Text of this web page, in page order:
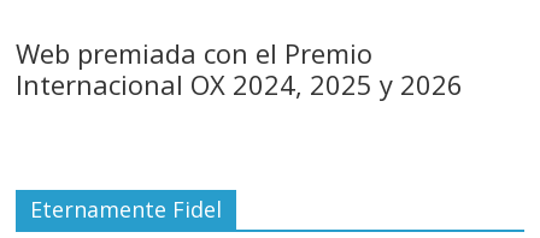
Web premiada con el Premio
Internacional OX 2024, 2025 y 2026
Eternamente Fidel